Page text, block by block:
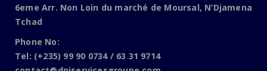
6eme Arr. Non Loin du marché de Moursal, N’Djamena
Tchad
Phone No:
Tel: (+235) 99 90 0734 / 63 31 9714